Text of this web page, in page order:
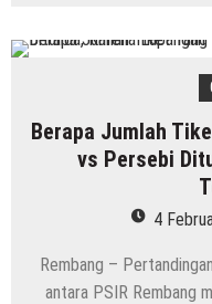
Berapa Jumlah
vs Persebi
4
Rembang –
antara PSIR Rembang